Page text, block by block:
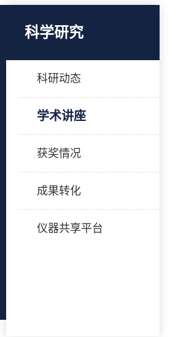
科学研究
科研动态
学术讲座
获奖情况
成果转化
仪器共享平台